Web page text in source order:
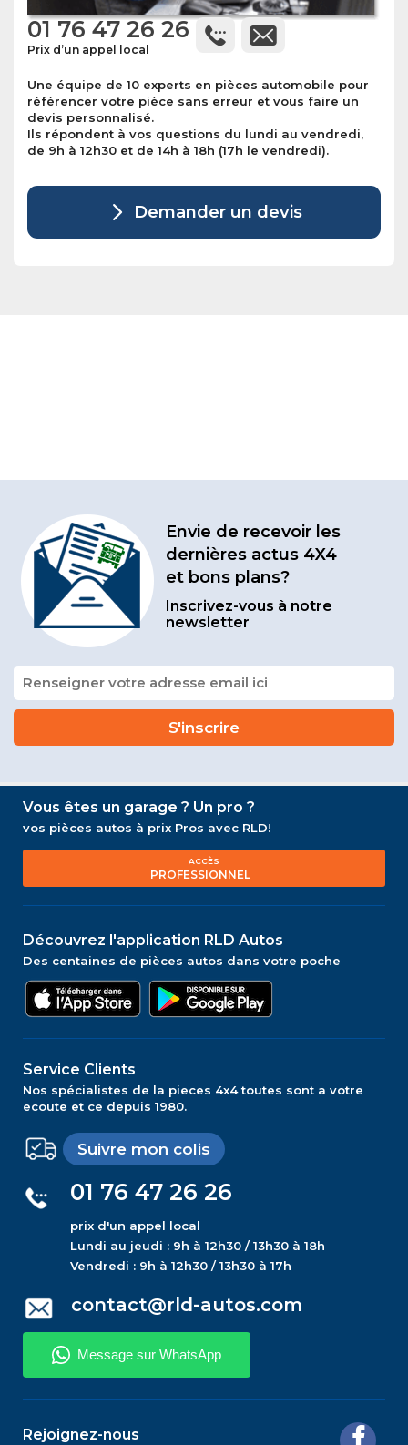
01 76 47 26 26
Prix d’un appel local
Une équipe de 10 experts en pièces automobile pour
référencer votre pièce sans erreur et vous faire un
devis personnalisé.
Ils répondent à vos questions du lundi au vendredi,
de 9h à 12h30 et de 14h à 18h (17h le vendredi).
Demander un devis
Envie de recevoir les
dernières actus 4X4
et bons plans?
Inscrivez-vous à notre
newsletter
Vous êtes un garage ? Un pro ?
vos pièces autos à prix Pros avec RLD!
ACCÈS
PROFESSIONNEL
Découvrez l'application RLD Autos
Des centaines de pièces autos dans votre poche
Service Clients
Nos spécialistes de la pieces 4x4 toutes sont a votre
ecoute et ce depuis 1980.
Suivre mon colis
01 76 47 26 26
prix d'un appel local
Lundi au jeudi : 9h à 12h30 / 13h30 à 18h
Vendredi : 9h à 12h30 / 13h30 à 17h
contact@rld-autos.com
Rejoignez-nous